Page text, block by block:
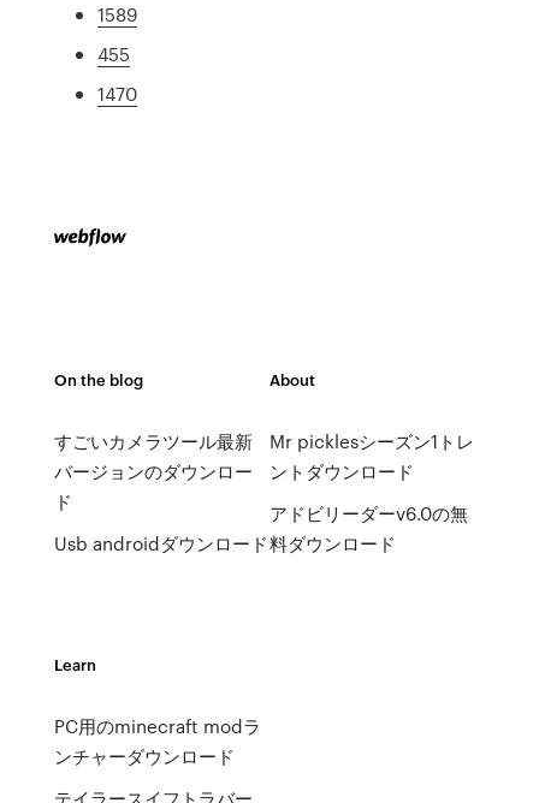
1589
455
1470
On the blog
すごいカメラツール最新
バージョンのダウンロー
ド
Usb androidダウンロード
About
Mr picklesシーズン1トレ
ントダウンロード
アドビリーダーv6.0の無
料ダウンロード
Learn
PC用のminecraft modラ
ンチャーダウンロード
テイラースイフトラバー